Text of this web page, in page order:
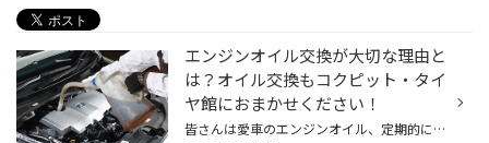
エンジンオイル交換が大切な理由と
は？オイル交換もコクピット・タイ
ヤ館におまかせください！
皆さんは愛車のエンジンオイル、定期的に交換していますか? 大切な愛車のコンディションを保つだけではなく、楽しく安全にドライブするためには 定期的なエンジンオイル交換はとても大切です。 【エンジンオイル交換しないとどうなるの？】 エンジンオイルは、エンジン内部の部品がスムーズに動くよ...